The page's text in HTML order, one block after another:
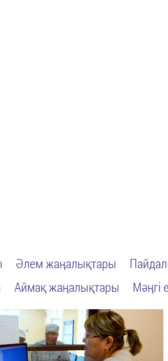
Әлем жаңалықтары
Аймақ жаңалықтары Мәңгі